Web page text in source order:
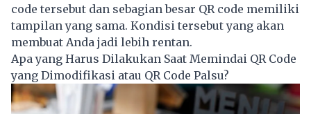
code tersebut dan sebagian besar QR code memiliki
tampilan yang sama. Kondisi tersebut yang akan
membuat Anda jadi lebih rentan.
Apa yang Harus Dilakukan Saat Memindai QR Code
yang Dimodifikasi atau QR Code Palsu?